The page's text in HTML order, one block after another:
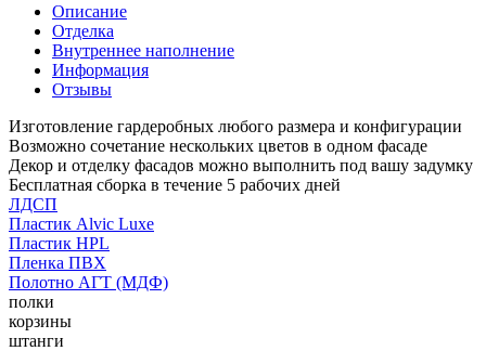
Описание
Отделка
Внутреннее наполнение
Информация
Отзывы
Изготовление гардеробных любого размера и конфигурации
Возможно сочетание нескольких цветов в одном фасаде
Декор и отделку фасадов можно выполнить под вашу задумку
Бесплатная сборка в течение 5 рабочих дней
ЛДСП
Пластик Alvic Luxe
Пластик HPL
Пленка ПВХ
Полотно АГТ (МДФ)
полки
корзины
штанги